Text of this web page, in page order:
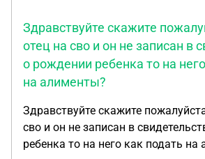
Здравствуйте скажите
отец на сво и он не записан в
о рождении ребенка то на
на алименты?
Здравствуйте скажите
сво и он не записан в
ребенка то на него как подать на